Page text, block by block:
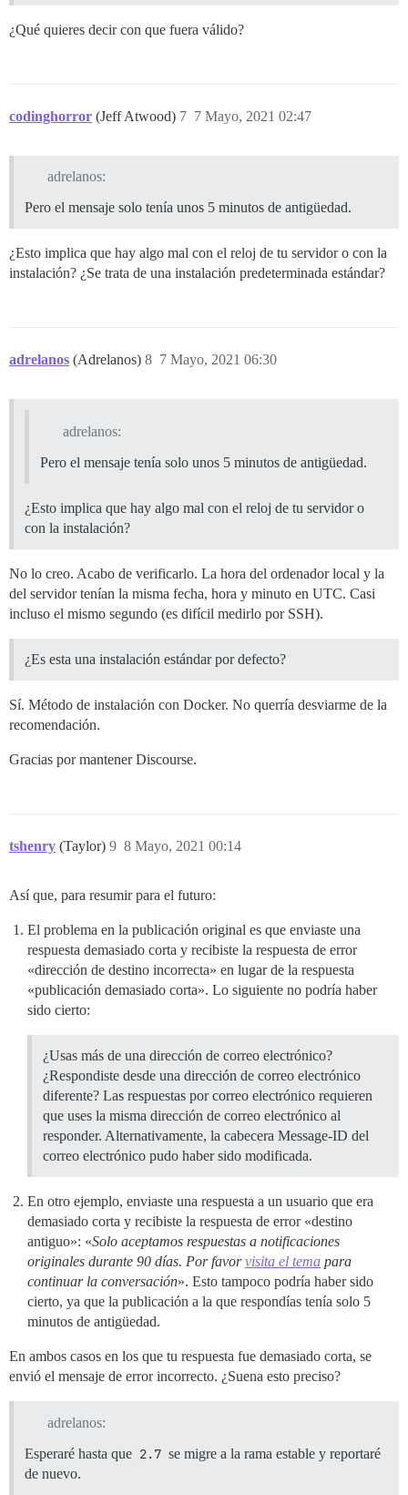
¿Qué quieres decir con que fuera válido?
codinghorror (Jeff Atwood) 7 Mayo, 2021 02:47
7
adrelanos:
Pero el mensaje solo tenía unos 5 minutos de antigüedad.
¿Esto implica que hay algo mal con el reloj de tu servidor o con la
instalación? ¿Se trata de una instalación predeterminada estándar?
adrelanos (Adrelanos) 7 Mayo, 2021 06:30
8
adrelanos:
Pero el mensaje tenía solo unos 5 minutos de antigüedad.
¿Esto implica que hay algo mal con el reloj de tu servidor o
con la instalación?
No lo creo. Acabo de verificarlo. La hora del ordenador local y la
del servidor tenían la misma fecha, hora y minuto en UTC. Casi
incluso el mismo segundo (es difícil medirlo por SSH).
¿Es esta una instalación estándar por defecto?
Sí. Método de instalación con Docker. No querría desviarme de la
recomendación.
Gracias por mantener Discourse.
tshenry (Taylor) 8 Mayo, 2021 00:14
9
Así que, para resumir para el futuro:
El problema en la publicación original es que enviaste una
respuesta demasiado corta y recibiste la respuesta de error
«dirección de destino incorrecta» en lugar de la respuesta
«publicación demasiado corta». Lo siguiente no podría haber
sido cierto:
¿Usas más de una dirección de correo electrónico?
¿Respondiste desde una dirección de correo electrónico
diferente? Las respuestas por correo electrónico requieren
que uses la misma dirección de correo electrónico al
responder. Alternativamente, la cabecera Message-ID del
correo electrónico pudo haber sido modificada.
En otro ejemplo, enviaste una respuesta a un usuario que era
demasiado corta y recibiste la respuesta de error «destino
antiguo»: «Solo aceptamos respuestas a notificaciones
originales durante 90 días. Por favorvisita el tema para
continuar la conversación». Esto tampoco podría haber sido
cierto, ya que la publicación a la que respondías tenía solo 5
minutos de antigüedad.
En ambos casos en los que tu respuesta fue demasiado corta, se
envió el mensaje de error incorrecto. ¿Suena esto preciso?
adrelanos:
Esperaré hasta que 2.7 se migre a la rama estable y reportaré
de nuevo.